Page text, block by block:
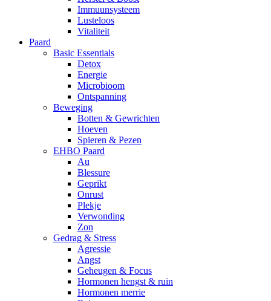
Immuunsysteem
Lusteloos
Vitaliteit
Paard
Basic Essentials
Detox
Energie
Microbioom
Ontspanning
Beweging
Botten & Gewrichten
Hoeven
Spieren & Pezen
EHBO Paard
Au
Blessure
Geprikt
Onrust
Plekje
Verwonding
Zon
Gedrag & Stress
Agressie
Angst
Geheugen & Focus
Hormonen hengst & ruin
Hormonen merrie